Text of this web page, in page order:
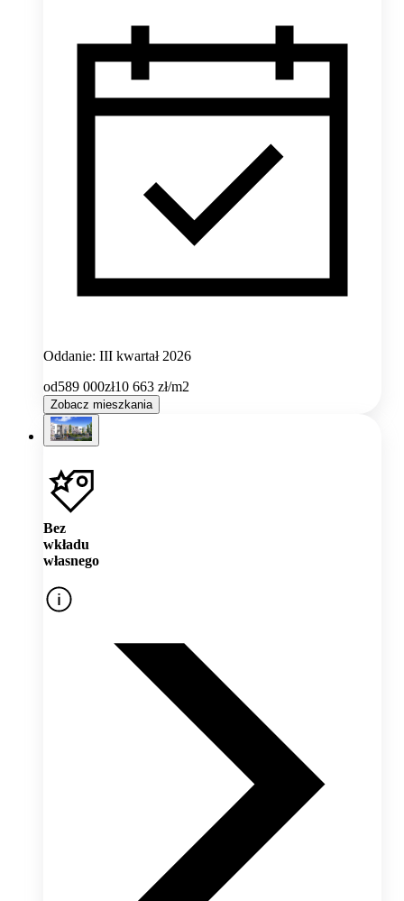
Oddanie: III kwartał 2026
od589 000zł10 663 zł/m2
Zobacz mieszkania
Bez
wkładu
własnego